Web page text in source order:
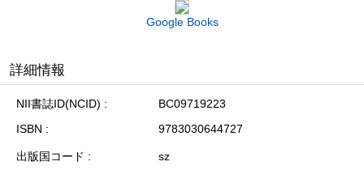
Google Books
詳細情報
NII書誌ID(NCID)
BC09719223
ISBN
9783030644727
出版国コード
sz